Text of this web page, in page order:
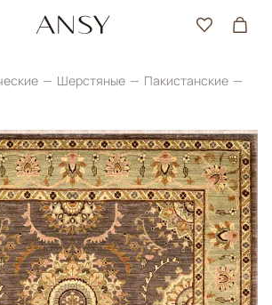
Шерстяные
Пакистанские